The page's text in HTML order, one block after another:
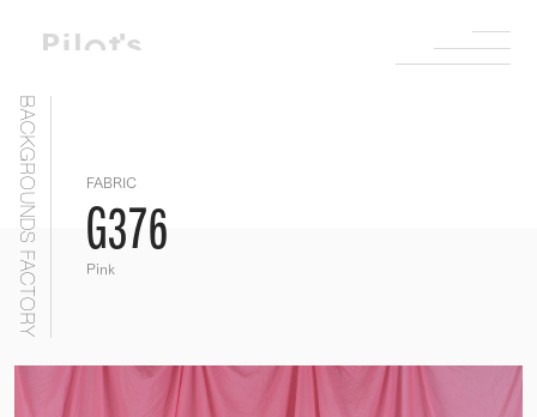
BACKGROUNDS FACTORY FABRIC
G376
Pink